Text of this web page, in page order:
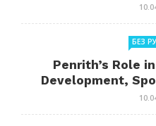
БЕЗ
Penrith’s Role
Development,